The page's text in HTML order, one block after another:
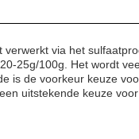
via het
25g/100g. Het wordt
is de voorkeur keuze
uitstekende keuze